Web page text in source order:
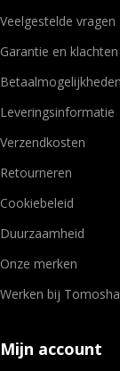
Veelgestelde vragen
Garantie en klachten
Betaalmogelijkheden
Leveringsinformatie
Verzendkosten
Retourneren
Cookiebeleid
Duurzaamheid
Onze merken
Werken bij
Mijn account